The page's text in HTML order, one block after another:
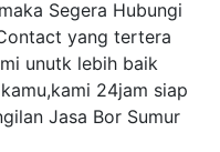
Segera Hubungi
yang tertera
unutk lebih baik
24jam siap
Jasa Bor Sumur